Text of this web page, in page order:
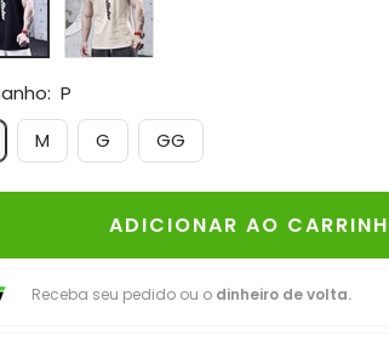
P
M G GG
ADICIONAR AO
Receba seu pedido ou o dinheiro de volta.